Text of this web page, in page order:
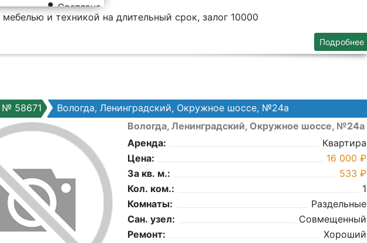
Светлана
мебелью и техникой на длительный срок, залог 10000
Подробнее
№ 58671 Вологда, Ленинградский, Окружное шоссе, №24а
Вологда, Ленинградский, Окружное шоссе, №24а
Аренда:
Квартира
Цена:
16 000 ₽
За кв. м.:
533 ₽
Кол. ком.:
1
Комнаты:
Раздельные
Сан. узел:
Совмещенный
Ремонт:
Хороший